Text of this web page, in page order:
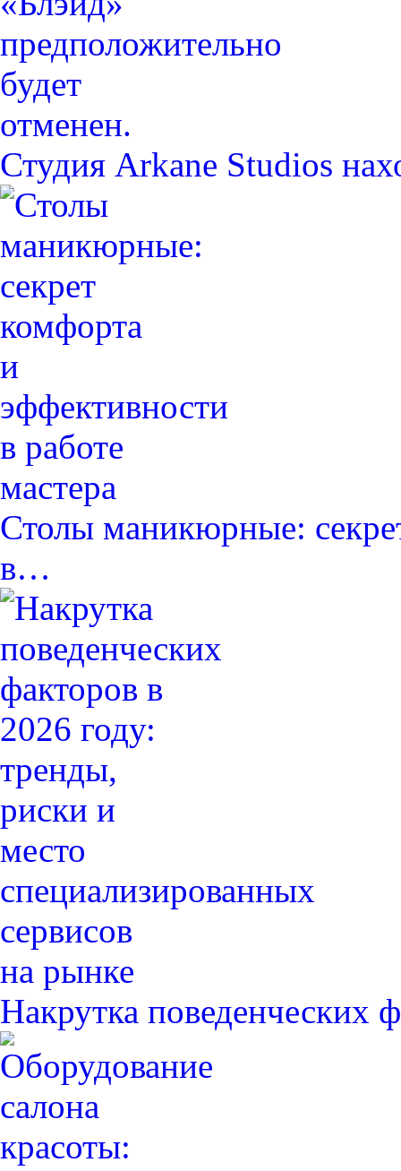
Студия Arkane Studios
Столы маникюрные:
в…
Накрутка поведенческих